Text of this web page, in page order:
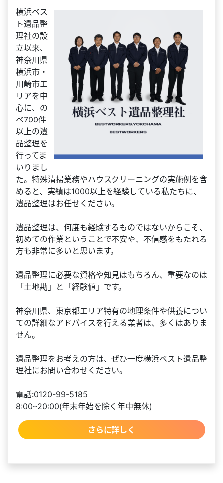
横浜ベス
ト遺品整
理社の設
立以来、
神奈川県
横浜市・
川崎市エ
リアを中
心に、の
べ700件
以上の遺
品整理を
行ってま
いりまし
た。特殊清掃業務やハウスクリーニングの実施例を含
めると、実績は1000以上を経験している私たちに、
遺品整理はお任せください。
遺品整理は、何度も経験するものではないからこそ、
初めての作業ということで不安や、不信感をもたれる
方も非常に多いと思います。
遺品整理に必要な資格や知見はもちろん、重要なのは
「土地勘」と「経験値」です。
神奈川県、東京都エリア特有の地理条件や供養につい
ての詳細なアドバイスを行える業者は、多くはありま
せん。
遺品整理をお考えの方は、ぜひ一度横浜ベスト遺品整
理社にお問い合わせください。
電話：0120-99-5185
8:00～20:00（年末年始を除く年中無休）
さらに詳しく